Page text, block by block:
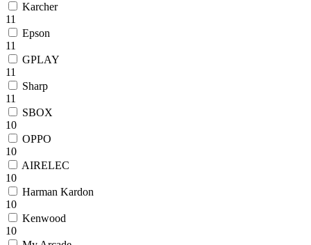
Karcher
11
Epson
11
GPLAY
11
Sharp
11
SBOX
10
OPPO
10
AIRELEC
10
Harman Kardon
10
Kenwood
10